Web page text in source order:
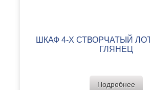
ШКАФ 4-Х СТВОРЧАТЫЙ
ГЛЯНЕЦ
Подробнее